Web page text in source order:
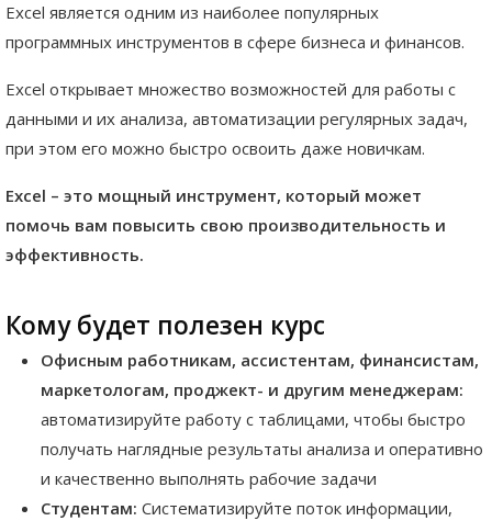
Excel является одним из наиболее популярных
программных инструментов в сфере бизнеса и финансов.
Excel открывает множество возможностей для работы с
данными и их анализа, автоматизации регулярных задач,
при этом его можно быстро освоить даже новичкам.
Excel – это мощный инструмент, который может
помочь вам повысить свою производительность и
эффективность.
Кому будет полезен курс
Офисным работникам, ассистентам, финансистам,
маркетологам, проджект- и другим менеджерам:
автоматизируйте работу с таблицами, чтобы быстро
получать наглядные результаты анализа и оперативно
и качественно выполнять рабочие задачи
Студентам: Систематизируйте поток информации,